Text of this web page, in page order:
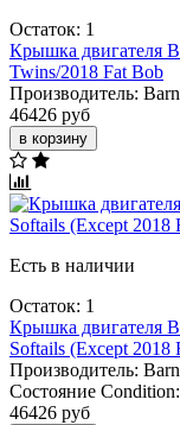
Остаток: 1
Крышка двигателя
Twins/2018 Fat Bob
Производитель:
46426 руб
в корзину
Есть в наличии
Остаток: 1
Крышка двигателя
Softails (Except 2018
Производитель:
Состояние Condition:
46426 руб